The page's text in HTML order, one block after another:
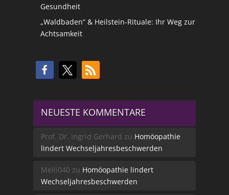
Gesundheit
„Waldbaden“ & Heilstein-Rituale: Ihr Weg zur
Achtsamkeit
NEUESTE KOMMENTARE
Prof. Dr. Ingrid Gerhard zu Homöopathie
lindert Wechseljahresbeschwerden
Melli040 zu Homöopathie lindert
Wechseljahresbeschwerden